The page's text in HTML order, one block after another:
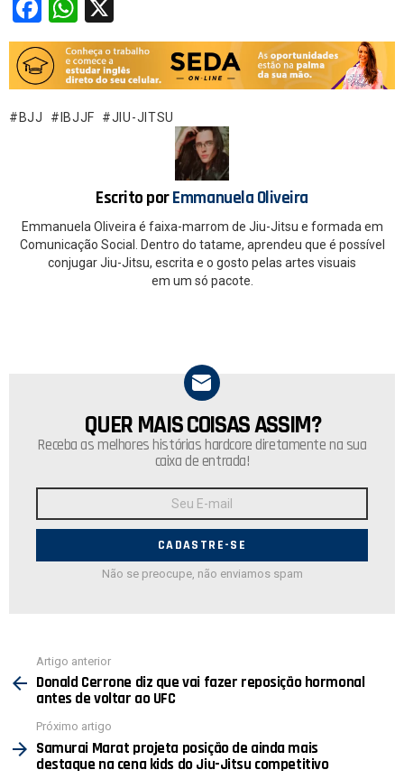
F
a
ce
b
o
W
h
at
s
A
BJJ IBJJF JIU-JITSU
Escrito porEmmanuela Oliveira
Emmanuela Oliveira é faixa-marrom de Jiu-Jitsu e formada em
Comunicação Social. Dentro do tatame, aprendeu que é possível
conjugar Jiu-Jitsu, escrita e o gosto pelas artes visuais
em um só pacote.
NEWSLETTER
QUER MAIS COISAS ASSIM?
Receba as melhores histórias hardcore diretamente na sua
caixa de entrada!
Endereço
E-
Não se preocupe, não enviamos spam
mais
Artigo anterior
Donald Cerrone diz que vai fazer reposição hormonal
antes de voltar ao UFC
Próximo artigo
Samurai Marat projeta posição de ainda mais
destaque na cena kids do Jiu-Jitsu competitivo